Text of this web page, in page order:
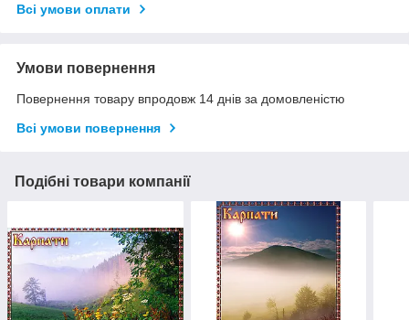
Всі умови оплати
Умови повернення
Повернення товару впродовж 14 днів за домовленістю
Всі умови повернення
Подібні товари компанії